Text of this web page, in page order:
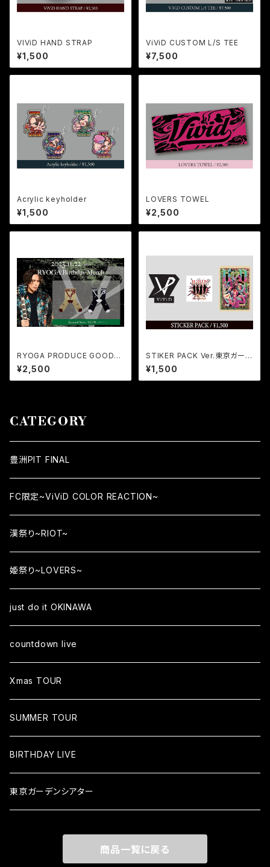
VIViD HAND STRAP
¥1,500
ViViD CUSTOM L/S TEE
¥7,500
Acrylic keyholder
¥1,500
LOVERS TOWEL
¥2,500
RYOGA PRODUCE GOODS
『Jacquard Socks』
¥2,500
STIKER PACK Ver.東京ガーデ
ンシアター
¥1,500
CATEGORY
豊洲PIT FINAL
FC限定~ViViD COLOR REACTION~
漢祭り~RIOT~
姫祭り~LOVERS~
just do it OKINAWA
countdown live
Xmas TOUR
SUMMER TOUR
BIRTHDAY LIVE
東京ガーデンシアター
商品一覧に戻る